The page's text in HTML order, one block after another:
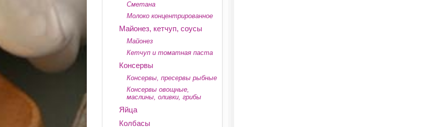
Сметана
Молоко концентрированное
Майонез, кетчуп, соусы
Майонез
Кетчуп и томатная паста
Консервы
Консервы, пресервы рыбные
Консервы овощные,
маслины, оливки, грибы
Яйца
Колбасы